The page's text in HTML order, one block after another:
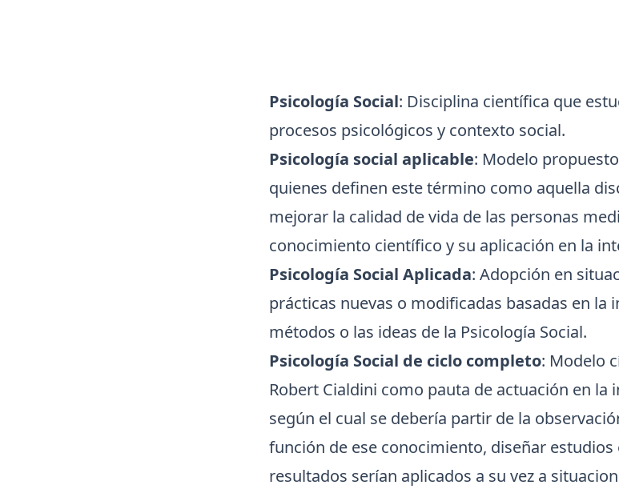
Psicología Social: Disciplina científica que
procesos psicológicos y contexto social.
Psicología social aplicable: Modelo
quienes definen este término como aquella
mejorar la calidad de vida de las personas
conocimiento científico y su aplicación en la
Psicología Social Aplicada: Adopción en
prácticas nuevas o modificadas basadas en la
métodos o las ideas de la Psicología Social.
Psicología Social de ciclo completo: Modelo
Robert Cialdini como pauta de actuación en la
según el cual se debería partir de la
función de ese conocimiento, diseñar
resultados serían aplicados a su vez a